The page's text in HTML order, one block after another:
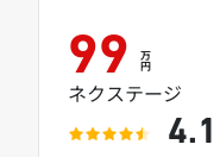
99 万
円
ネクステージ
4.1